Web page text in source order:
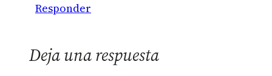
Responder
Deja una respuesta